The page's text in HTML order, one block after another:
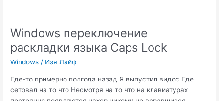
файл
.MTS
в
Windows
11
Windows переключение
раскладки языка Caps Lock
Windows / Изя Лайф
Где-то примерно полгода назад Я выпустил видос Где
сетовал на то что Несмотря на то что на клавиатурах